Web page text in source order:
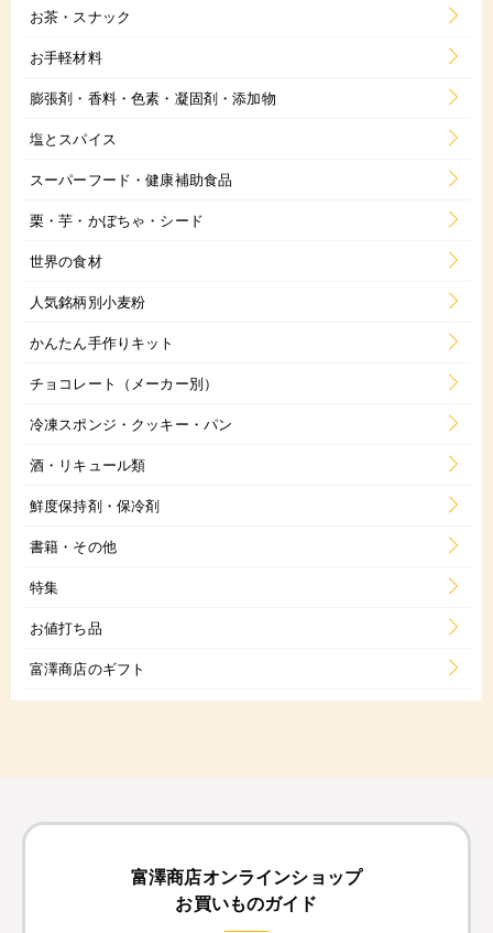
お茶・スナック
お手軽材料
膨張剤・香料・色素・凝固剤・添加物
塩とスパイス
スーパーフード・健康補助食品
栗・芋・かぼちゃ・シード
世界の食材
人気銘柄別小麦粉
かんたん手作りキット
チョコレート（メーカー別）
冷凍スポンジ・クッキー・パン
酒・リキュール類
鮮度保持剤・保冷剤
書籍・その他
特集
お値打ち品
富澤商店のギフト
富澤商店オンラインショップ
お買いものガイド